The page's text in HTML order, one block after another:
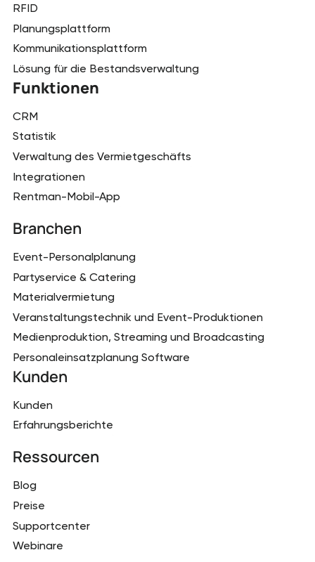
RFID
Planungsplattform
Kommunikationsplattform
Lösung für die Bestandsverwaltung
Funktionen
CRM
Statistik
Verwaltung des Vermietgeschäfts
Integrationen
Rentman-Mobil-App
Branchen
Event-Personalplanung
Partyservice & Catering
Materialvermietung
Veranstaltungstechnik und Event-Produktionen
Medienproduktion, Streaming und Broadcasting
Personaleinsatzplanung Software
Kunden
Kunden
Erfahrungsberichte
Ressourcen
Blog
Preise
Supportcenter
Webinare